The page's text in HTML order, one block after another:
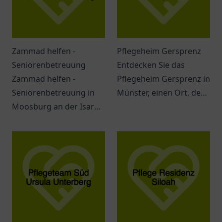
Zammad helfen -
Seniorenbetreuung
Zammad helfen -
Seniorenbetreuung in
Moosburg an der Isar
Unterstützung, um das
Leben von Senioren zu
bereichern und
erleichtern.
Pflegeheim Gersprenz
Entdecken Sie das
Pflegeheim Gersprenz in
Münster, einen Ort, der
und ein herzliches
Ambiente bieten könnte.